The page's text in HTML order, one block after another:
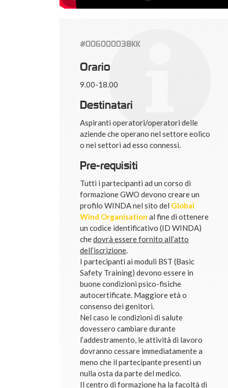
#006000038KK
Orario
9.00-18.00
Destinatari
Aspiranti operatori/operatori delle
aziende che operano nel settore eolico
o nei settori ad esso connessi.
Pre-requisiti
Tutti i partecipanti ad un corso di
formazione GWO devono creare un
profilo WINDA nel sito del Global
Wind Organisation al fine di ottenere
un codice identificativo (ID WINDA)
chedovrà essere fornito all’atto
dell’iscrizione.
I partecipanti ai moduli BST (Basic
Safety Training) devono essere in
buone condizioni psico-fisiche
autocertificate. Maggiore età o
consenso dei genitori.
Nel caso le condizioni di salute
dovessero cambiare durante
l’addestramento, le attività di lavoro
dovranno cessare immediatamente a
meno che il partecipante presenti un
nulla osta da parte del medico.
Il centro di formazione ha la facoltà di